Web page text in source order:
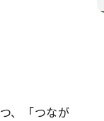
、「つなが